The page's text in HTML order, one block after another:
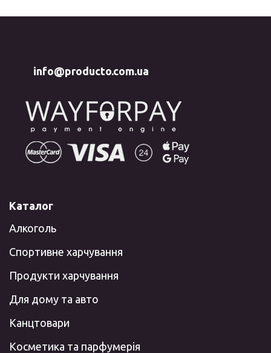
info@producto.com.ua
Каталог
Алкоголь
Спортивне харчування
Продукти харчування
Для дому та авто
Канцтовари
Косметика та парфумерія